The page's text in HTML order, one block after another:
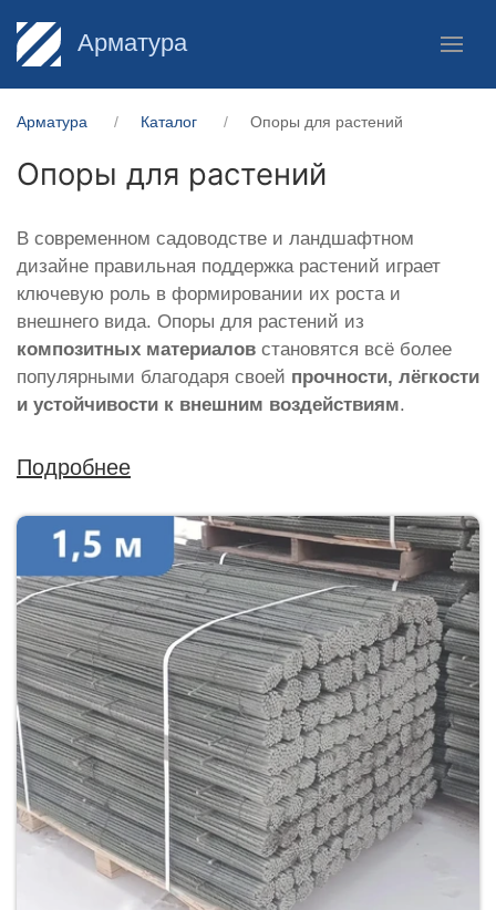
Арматура
Арматура Каталог Опоры для растений
Опоры для растений
В современном садоводстве и ландшафтном
дизайне правильная поддержка растений играет
ключевую роль в формировании их роста и
внешнего вида. Опоры для растений из
композитных материалов становятся всё более
популярными благодаря своей прочности, лёгкости
и устойчивости к внешним воздействиям.
Подробнее